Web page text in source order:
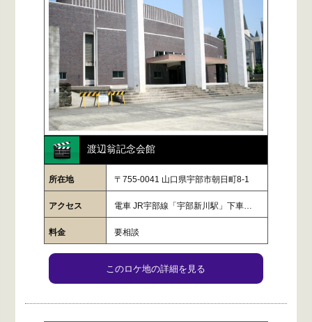
渡辺翁記念会館
所在地 〒755-0041 山口県宇部市朝日町8-1
アクセス 電車 JR宇部線「宇部新川駅」下車 …
料金 要相談
このロケ地の詳細を見る